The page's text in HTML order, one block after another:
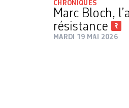
CHRONIQUES
Marc Bloch,
résistance
MARDI 19 MAI 2026